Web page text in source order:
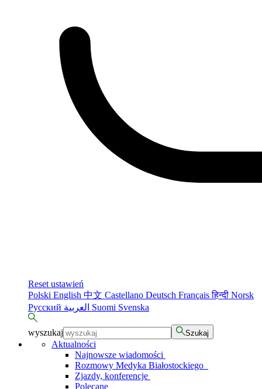
Reset ustawień
Polski English 中文 Castellano Deutsch Françaisहिन्दी Norsk
Русский
Suomi Svenska
wyszukaj Szukaj
Aktualności
Najnowsze wiadomości
Rozmowy Medyka Białostockiego
Zjazdy, konferencje
Polecane